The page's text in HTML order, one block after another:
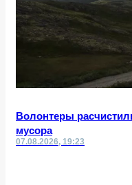
Волонтеры
мусора
07.08.2026, 19:23